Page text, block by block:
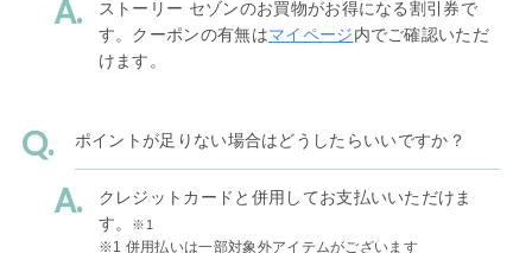
ストーリー セゾンのお買物がお得になる割引券で
す。クーポンの有無はマイページ内でご確認いただ
けます。
ポイントが足りない場合はどうしたらいいですか？
クレジットカードと併用してお支払いいただけま
す。
※1
※1 併用払いは一部対象外アイテムがございます